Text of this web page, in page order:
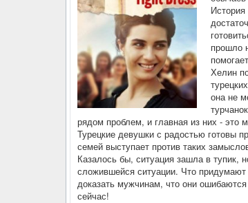
прошло
Хелин
она не
рядом проблем, и главная из них - это
Турецкие девушки с радостью готовы
семей выступает против таких
Казалось бы, ситуация зашла в тупик,
сложившейся ситуации. Что
доказать мужчинам, что они
сейчас!